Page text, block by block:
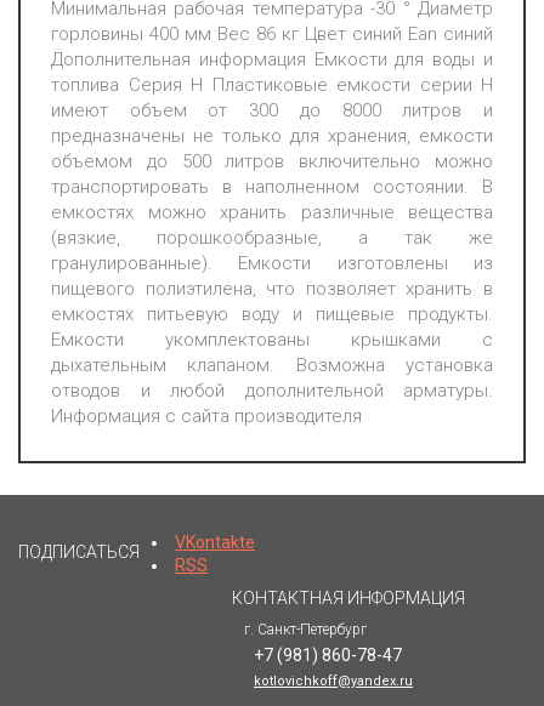
Минимальная рабочая температура -30 ° Диаметр
горловины 400 мм Вес 86 кг Цвет синий Ean синий
Дополнительная информация Емкости для воды и
топлива Серия Н Пластиковые емкости серии Н
имеют объем от 300 до 8000 литров и
предназначены не только для хранения, емкости
объемом до 500 литров включительно можно
транспортировать в наполненном состоянии. В
емкостях можно хранить различные вещества
(вязкие, порошкообразные, а так же
гранулированные). Емкости изготовлены из
пищевого полиэтилена, что позволяет хранить в
емкостях питьевую воду и пищевые продукты.
Емкости укомплектованы крышками с
дыхательным клапаном. Возможна установка
отводов и любой дополнительной арматуры.
Информация с сайта производителя
ПОДПИСАТЬСЯ
VKontakte
RSS
КОНТАКТНАЯ ИНФОРМАЦИЯ
г. Санкт-Петербург
+7 (981) 860-78-47
kotlovichkoff@yandex.ru